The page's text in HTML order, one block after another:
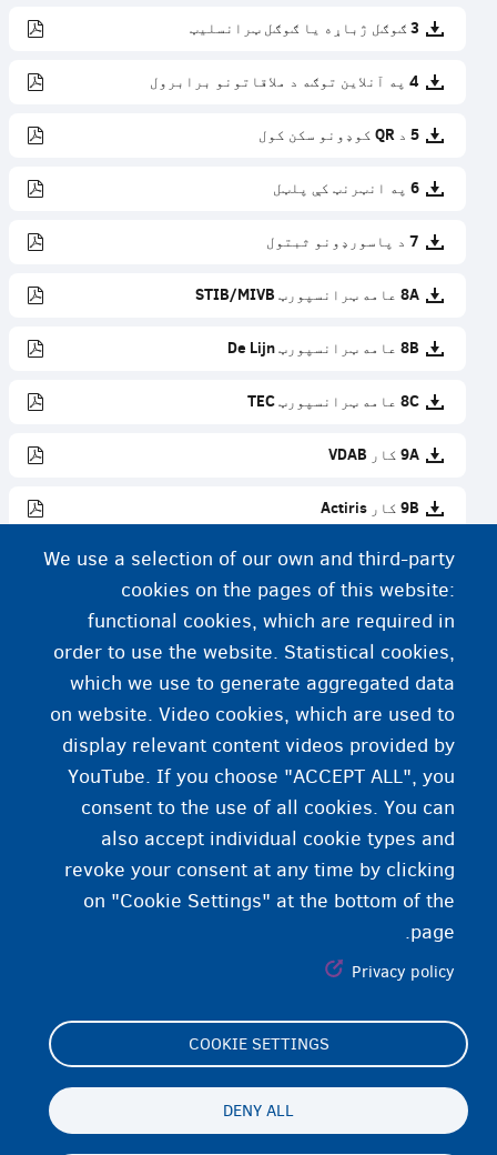
3 ګوګل ژباړه یا ګوګل ټرانسلیټ
4 په آنلاین توګه د ملاقاتونو برابرول
5 د QR کوډونو سکن کول
6 په انټرنټ کې پلټل
7 د پاسورډونو ثبتول
8A عامه ټرانسپورټ STIB/MIVB
8B عامه ټرانسپورټ De Lijn
8C عامه ټرانسپورټ TEC
9A کار VDAB
9B کار Actiris
9C کار Le Forem
10 آنلاین بانکداري
12 Dangers on the internet
We use a selection of our own and third-party
cookies on the pages of this website:
functional cookies, which are required in
order to use the website. Statistical cookies,
which we use to generate aggregated data
on website. Video cookies, which are used to
display relevant content videos provided by
YouTube. If you choose "ACCEPT ALL", you
consent to the use of all cookies. You can
also accept individual cookie types and
revoke your consent at any time by clicking
on "Cookie Settings" at the bottom of the
page.
Privacy policy
COOKIE SETTINGS
DENY ALL
Footer
(menu)
Cookie Settings